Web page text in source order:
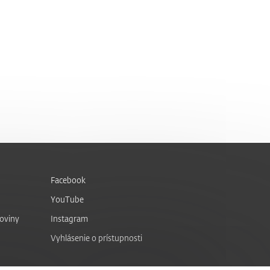
Facebook
YouTube
Instagram
Vyhlásenie o prístupnosti